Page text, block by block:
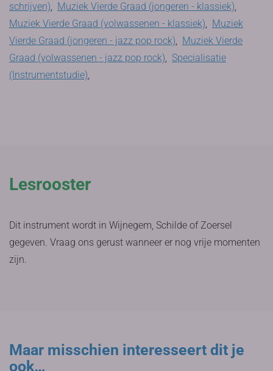
schrijven), Muziek Vierde Graad (jongeren - klassiek),
Muziek Vierde Graad (volwassenen - klassiek), Muziek
Vierde Graad (jongeren - jazz pop rock), Muziek Vierde
Graad (volwassenen - jazz pop rock), Specialisatie
(Instrumentstudie),
Lesrooster
Dit instrument wordt in Wijnegem, Schilde of Zoersel
gegeven. Vraag ons gerust wanneer er nog vrije momenten
zijn.
Maar misschien interesseert dit je
ook…